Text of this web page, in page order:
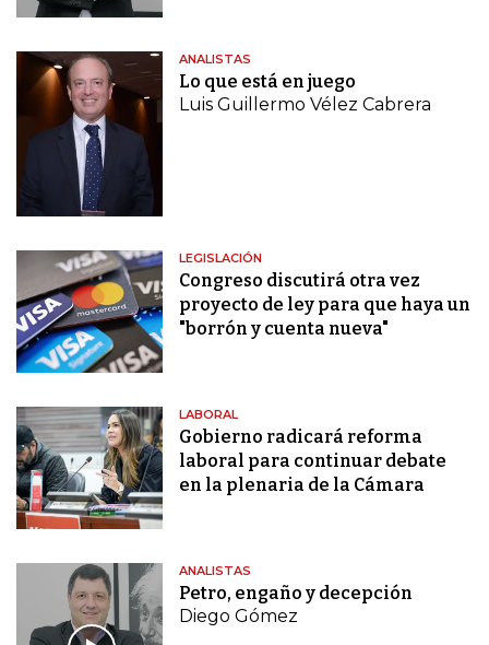
ANALISTAS
Lo que está en juego
Luis Guillermo Vélez Cabrera
LEGISLACIÓN
Congreso discutirá otra vez
proyecto de ley para que haya un
"borrón y cuenta nueva"
LABORAL
Gobierno radicará reforma
laboral para continuar debate
en la plenaria de la Cámara
ANALISTAS
Petro, engaño y decepción
Diego Gómez